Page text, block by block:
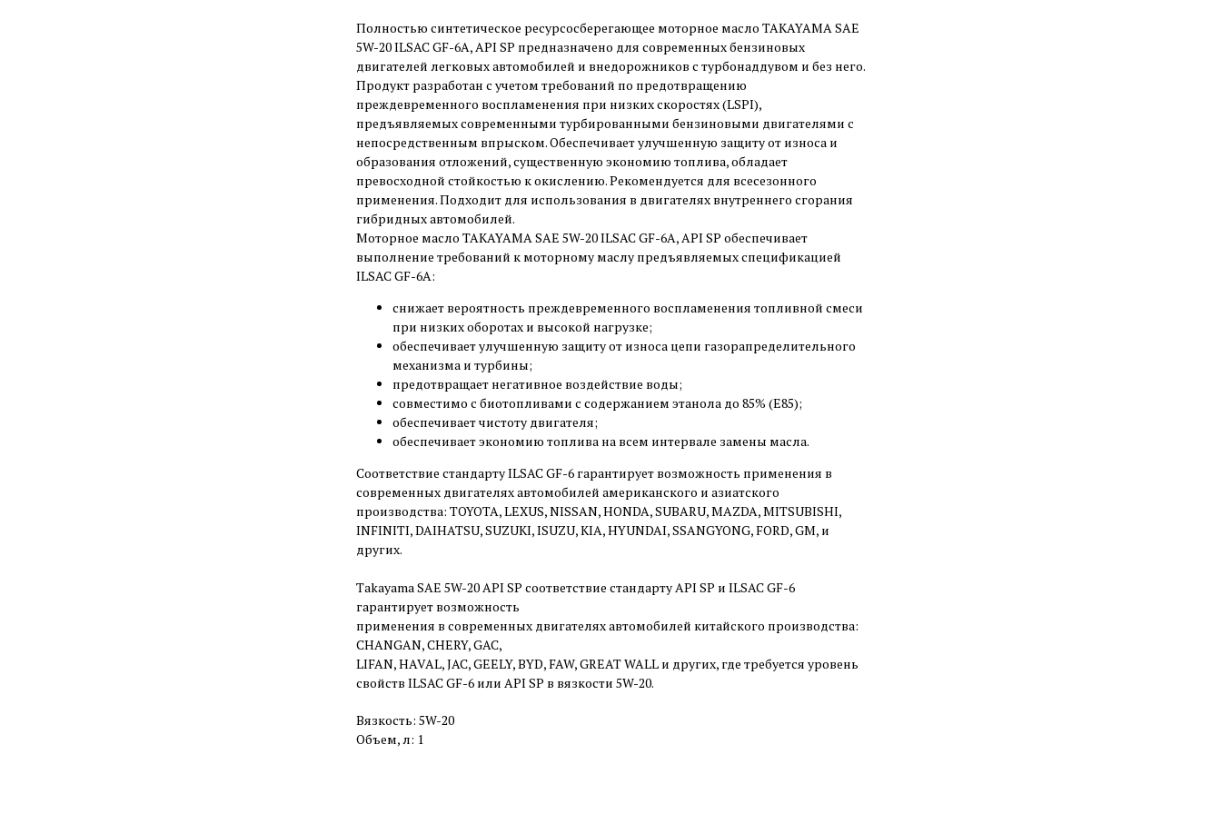
Полностью синтетическое ресурсосберегающее моторное масло TAKAYAMA SAE
5W-20 ILSAC GF-6А, API SP предназначено для современных бензиновых
двигателей легковых автомобилей и внедорожников с турбонаддувом и без него.
Продукт разработан с учетом требований по предотвращению
преждевременного воспламенения при низких скоростях (LSPI),
предъявляемых современными турбированными бензиновыми двигателями с
непосредственным впрыском. Обеспечивает улучшенную защиту от износа и
образования отложений, существенную экономию топлива, обладает
превосходной стойкостью к окислению. Рекомендуется для всесезонного
применения. Подходит для использования в двигателях внутреннего сгорания
гибридных автомобилей.
Моторное масло TAKAYAMA SAE 5W-20 ILSAC GF-6А, API SP обеспечивает
выполнение требований к моторному маслу предъявляемых спецификацией
ILSAC GF-6А:
снижает вероятность преждевременного воспламенения топливной смеси
при низких оборотах и высокой нагрузке;
обеспечивает улучшенную защиту от износа цепи газорапределительного
механизма и турбины;
предотвращает негативное воздействие воды;
совместимо с биотопливами с содержанием этанола до 85% (E85);
обеспечивает чистоту двигателя;
обеспечивает экономию топлива на всем интервале замены масла.
Соответствие стандарту ILSAC GF-6 гарантирует возможность применения в
современных двигателях автомобилей американского и азиатского
производства: TOYOTA, LEXUS, NISSAN, HONDA, SUBARU, MA​ZDA, MITSUBISHI,
INFINITI, DAIHATSU, SUZUKI, ISUZU, KIA, HYUNDAI, SSANGYONG, FORD, GM, и
других.
Takayama SAE 5W-20 API SP соответствие стандарту API SP и ILSAC GF-6
гарантирует возможность
применения в современных двигателях автомобилей китайского производства:
CHANGAN, CHERY, GAC,
LIFAN, HAVAL, JAC, GEELY, BYD, FAW, GREAT WALL и других, где требуется уровень
свойств ILSAC GF-6 или API SP в вязкости 5W-20.
Вязкость: 5W-20
Объем, л: 1